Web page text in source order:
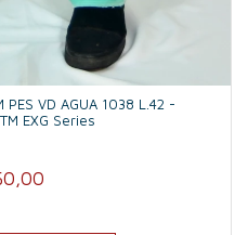
PES VD AGUA 1038 L.42 -
EXG Series